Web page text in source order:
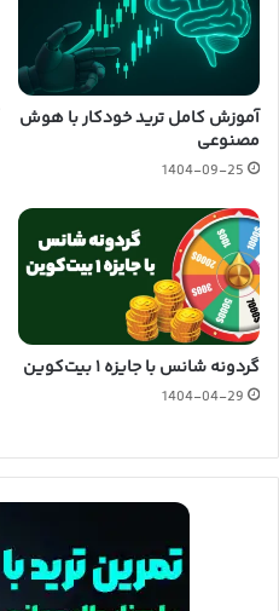
آموزش کامل ترید خودکار با هوش
مصنوعی
1404-09-25
گردونه شانس با جایزه ۱ بیت‌کوین
1404-04-29